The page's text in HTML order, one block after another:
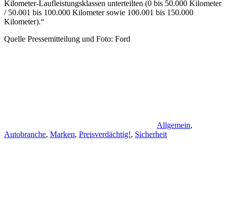
Kilometer-Laufleistungsklassen unterteilten (0 bis 50.000 Kilometer
/ 50.001 bis 100.000 Kilometer sowie 100.001 bis 150.000
Kilometer).“
Quelle Pressemitteilung und Foto: Ford
Allgemein,
Autobranche, Marken, Preisverdächtig!, Sicherheit